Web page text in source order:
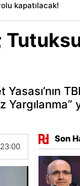
kapatılacak!
Son